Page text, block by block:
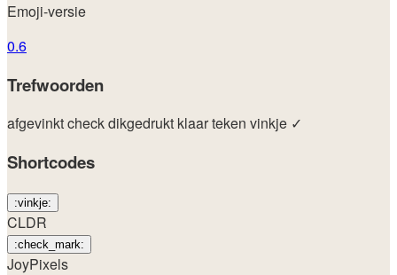
Emoji-versie
0.6
Trefwoorden
afgevinktcheckdikgedrukt klaarteken vinkje ✓
Shortcodes
:vinkje:
CLDR
:check_mark:
JoyPixels